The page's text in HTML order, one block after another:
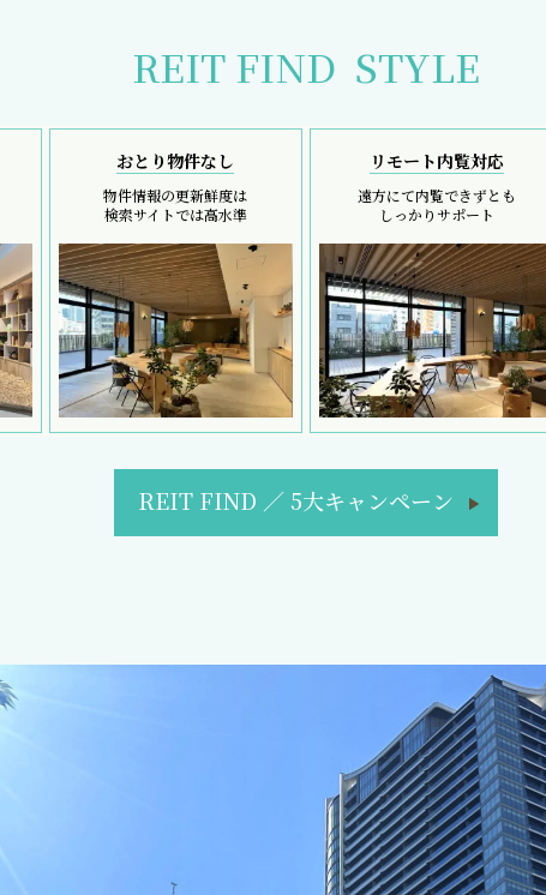
REIT FIND STYLE
おとり物件なし
物件情報の更新鮮度は
検索サイトでは高水準
リモート内覧対応
遠方にて内覧できずとも
しっかりサポート
REIT FIND ／ 5大キャンペーン